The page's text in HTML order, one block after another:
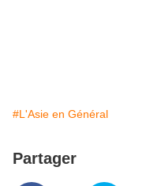
#L'Asie en Général
Partager